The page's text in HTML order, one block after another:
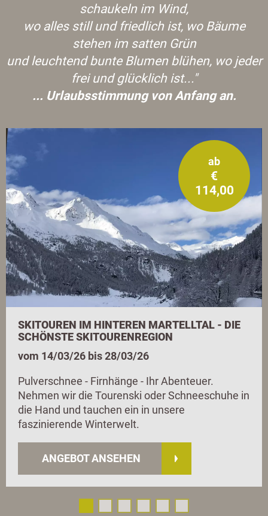
schaukeln im Wind,
wo alles still und friedlich ist, wo Bäume
stehen im satten Grün
und leuchtend bunte Blumen blühen, wo jeder
frei und glücklich ist..."
... Urlaubsstimmung von Anfang an.
ab
€
114,00
SKITOUREN IM HINTEREN MARTELLTAL - DIE
SCHÖNSTE SKITOURENREGION
vom 14/03/26 bis 28/03/26
Pulverschnee - Firnhänge - Ihr Abenteuer.
Nehmen wir die Tourenski oder Schneeschuhe in
die Hand und tauchen ein in unsere
faszinierende Winterwelt.
ANGEBOT ANSEHEN